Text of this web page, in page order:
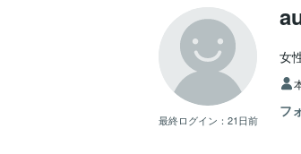
最終ログイン： 21日前
女
フ